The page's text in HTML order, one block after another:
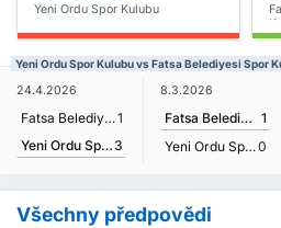
Yeni Ordu Spor Kulubu
Yeni Ordu Spor Kulubu vs Fatsa Belediyesi Spor
24.4.2026
Fatsa Belediyesi Spor Kulubu 1
Yeni Ordu Spor Kulubu3
8.3.2026
Fatsa Belediyesi Spor Kulubu 1
Yeni Ordu Spor Kulubu 0
Všechny předpovědi